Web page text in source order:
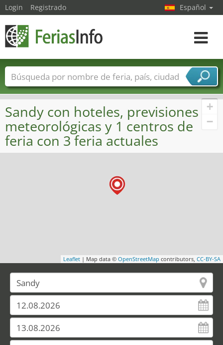
+
−
Leaflet | Map data © OpenStreetMap contributors, CC-BY-SA
Sandy con hoteles, previsiones
meteorológicas y 1 centros de
feria con 3 feria actuales
Login Registrado Español
toggle
Nombres de ferias Países
Ciudades
Sectores de ferias
Sectores de proveedor de servicios